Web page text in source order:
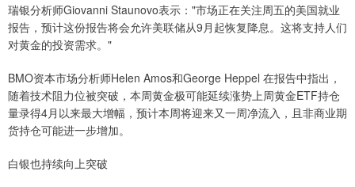
瑞银分析师Giovanni Staunovo表示："市场正在关注周五的美国就业
报告，预计这份报告将会允许美联储从9月起恢复降息。这将支持人们
对黄金的投资需求。"
BMO资本市场分析师Helen Amos和George Heppel 在报告中指出，
随着技术阻力位被突破，本周黄金极可能延续涨势上周黄金ETF持仓
量录得4月以来最大增幅，预计本周将迎来又一周净流入，且非商业期
货持仓可能进一步增加。
白银也持续向上突破